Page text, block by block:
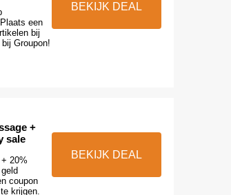
een
bij
Groupon!
BEKIJK DEAL
+
sale
20%
coupon
krijgen.
BEKIJK DEAL